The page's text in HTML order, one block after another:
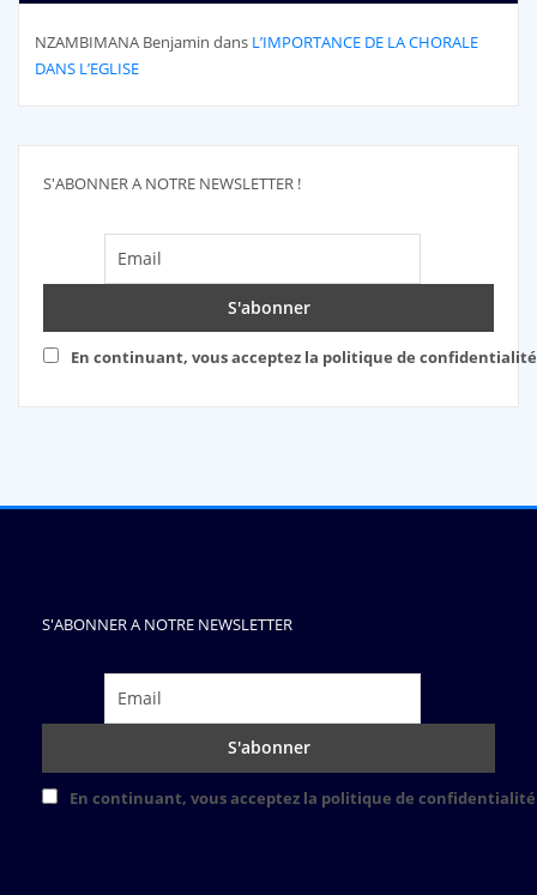
NZAMBIMANA Benjamin dans L’IMPORTANCE DE LA CHORALE
DANS L’EGLISE
S'ABONNER A NOTRE NEWSLETTER !
En continuant, vous acceptez la politique de confidentialité
S'ABONNER A NOTRE NEWSLETTER
En continuant, vous acceptez la politique de confidentialité